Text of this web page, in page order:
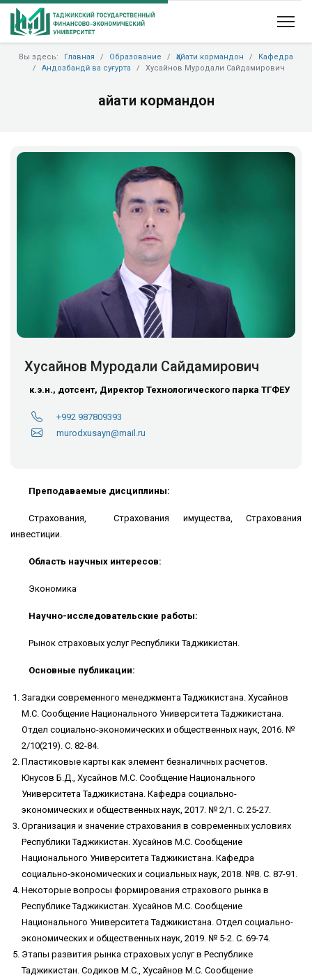
Вы здесь: Главная Образование Ҳайати кормандон
Кафедра
Андозбандӣ ва суғурта
Хусайнов Муродали Сайдамирович
Ҳайати кормандон
Хусайнов Муродали Сайдамирович
к.э.н., дотсент, Директор Технологического парка ТГФЕУ
+992 987809393
murodxusayn@mail.ru
Преподаваемые дисциплины:
Страхования, Страхования имущества, Страхования
инвестиции.
Область научных интересов:
Экономика
Научно-исследовательские работы:
Рынок страховых услуг Республики Таджикистан.
Основные публикации:
Загадки современного менеджмента Таджикистана. Хусайнов
М.С. Сообщение Национального Университета Таджикистана.
Отдел социально-экономических и общественных наук, 2016. №
2/10(219). С. 82-84.
Пластиковые карты как элемент безналичных расчетов.
Юнусов Б.Д., Хусайнов М.С. Сообщение Национального
Университета Таджикистана. Кафедра социально-
экономических и общественных наук, 2017. № 2/1. С. 25-27.
Организация и значение страхования в современных условиях
Республики Таджикистан. Хусайнов М.С. Сообщение
Национального Университета Таджикистана. Кафедра
социально-экономических и социальных наук, 2018. №8. С. 87-91.
Некоторые вопросы формирования страхового рынка в
Республике Таджикистан. Хусайнов М.С. Сообщение
Национального Университета Таджикистана. Отдел социально-
экономических и общественных наук, 2019. № 5-2. С. 69-74.
Этапы развития рынка страховых услуг в Республике
Таджикистан. Содиков М.С., Хусайнов М.С. Сообщение